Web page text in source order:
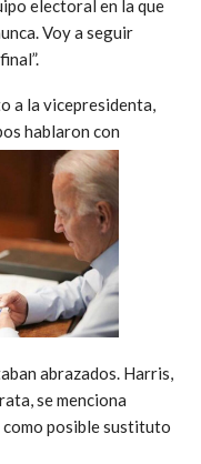
electoral en la que
Voy a seguir
a la vicepresidenta,
hablaron con
abrazados. Harris,
se menciona
posible sustituto